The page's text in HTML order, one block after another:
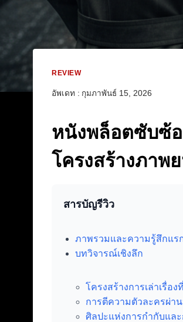
REVIEW
อัพเดท : กุมภาพันธ์ 15, 2026
หนังพล็อตซับซ้
โครงสร้างภาพ
สารบัญรีวิว
ภาพรวมและความรู้สึกแร
บทวิจารณ์เชิงลึก
โครงสร้างการเล่าเรื่อ
การตีความตัวละครผ่า
ศิลปะแห่งการกำกับแล